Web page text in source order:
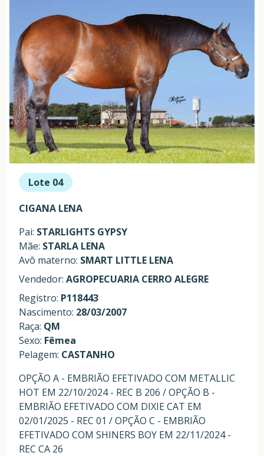
Lote 04
CIGANA LENA
Pai: STARLIGHTS GYPSY
Mãe: STARLA LENA
Avô materno: SMART LITTLE LENA
Vendedor: AGROPECUARIA CERRO ALEGRE
Registro: P118443
Nascimento: 28/03/2007
Raça: QM
Sexo: Fêmea
Pelagem: CASTANHO
OPÇÃO A - EMBRIÃO EFETIVADO COM METALLIC
HOT EM 22/10/2024 - REC B 206 / OPÇÃO B -
EMBRIÃO EFETIVADO COM DIXIE CAT EM
02/01/2025 - REC 01 / OPÇÃO C - EMBRIÃO
EFETIVADO COM SHINERS BOY EM 22/11/2024 -
REC CA 26